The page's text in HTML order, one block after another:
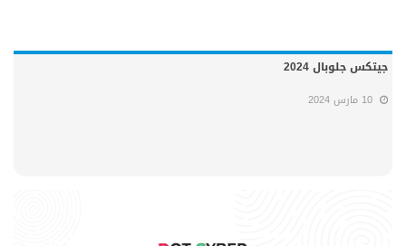
جيتكس جلوبال 2024
10 مارس 2024